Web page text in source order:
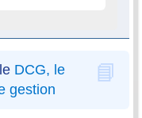
DCG, le
gestion